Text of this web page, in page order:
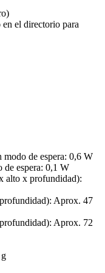
el directorio para
modo de espera: 0,6 W
de espera: 0,1 W
alto x profundidad):
Aprox. 47
Aprox. 72